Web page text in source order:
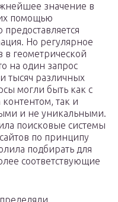
значение в
помощью
Но регулярное
в геометрической
на один запрос
тысяч различных
могли быть как с
так и
и не уникальными.
поисковые системы
по принципу
подбирать для
соответствующие